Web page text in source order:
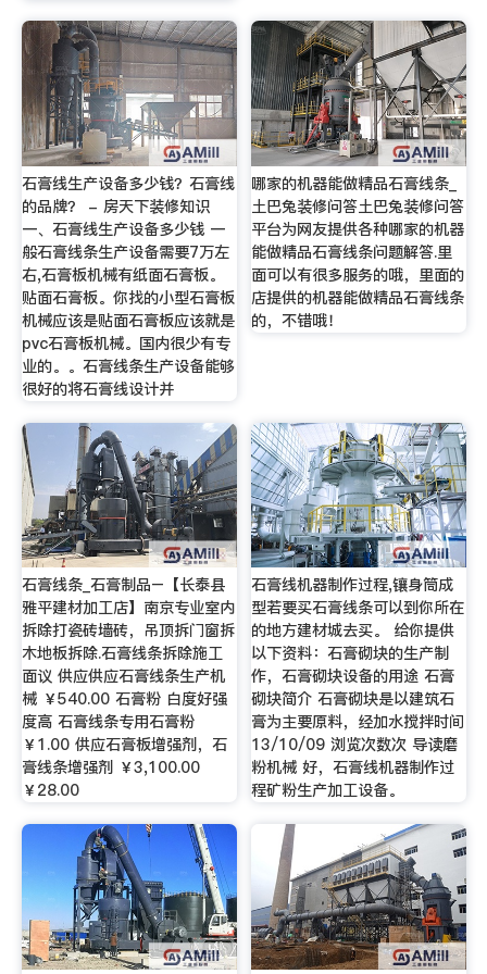
石膏线生产设备多少钱？石膏线
的品牌？ - 房天下装修知识
一、石膏线生产设备多少钱 一
般石膏线条生产设备需要7万左
右,石膏板机械有纸面石膏板。
贴面石膏板。你找的小型石膏板
机械应该是贴面石膏板应该就是
pvc石膏板机械。国内很少有专
业的。。石膏线条生产设备能够
很好的将石膏线设计并
哪家的机器能做精品石膏线条_
土巴兔装修问答土巴兔装修问答
平台为网友提供各种哪家的机器
能做精品石膏线条问题解答.里
面可以有很多服务的哦，里面的
店提供的机器能做精品石膏线条
的，不错哦！
石膏线条_石膏制品–【长泰县
雅平建材加工店】南京专业室内
拆除打瓷砖墙砖，吊顶拆门窗拆
木地板拆除.石膏线条拆除施工
面议 供应供应石膏线条生产机
械 ￥540.00 石膏粉 白度好强
度高 石膏线条专用石膏粉
￥1.00 供应石膏板增强剂，石
膏线条增强剂 ￥3,100.00
￥28.00
石膏线机器制作过程,镶身筒成
型若要买石膏线条可以到你所在
的地方建材城去买。 给你提供
以下资料：石膏砌块的生产制
作，石膏砌块设备的用途 石膏
砌块简介 石膏砌块是以建筑石
膏为主要原料，经加水搅拌时间
13/10/09 浏览次数次 导读磨
粉机械 好，石膏线机器制作过
程矿粉生产加工设备。